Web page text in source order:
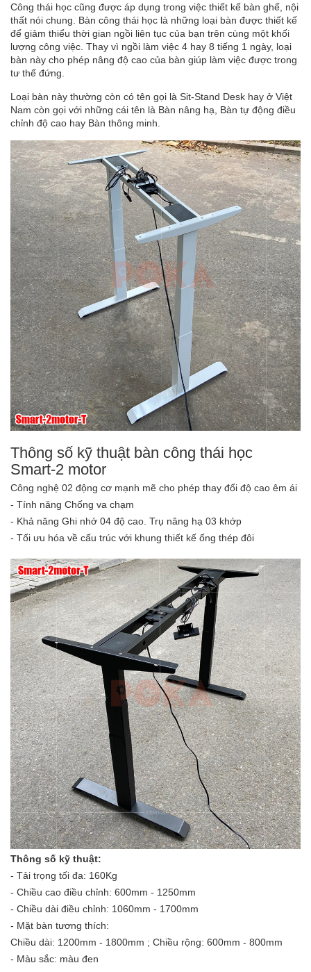
Công thái học cũng được áp dụng trong việc thiết kế bàn ghế, nội
thất nói chung. Bàn công thái học là những loại bàn được thiết kế
để giảm thiểu thời gian ngồi liên tục của bạn trên cùng một khối
lượng công việc. Thay vì ngồi làm việc 4 hay 8 tiếng 1 ngày, loại
bàn này cho phép nâng độ cao của bàn giúp làm việc được trong
tư thế đứng.
Loại bàn này thường còn có tên gọi là Sit-Stand Desk hay ở Việt
Nam còn gọi với những cái tên là Bàn nâng hạ, Bàn tự động điều
chỉnh độ cao hay Bàn thông minh.
Thông số kỹ thuật bàn công thái học
Smart-2 motor
Công nghệ 02 động cơ mạnh mẽ cho phép thay đổi độ cao êm ái
- Tính năng Chống va chạm
- Khả năng Ghi nhớ 04 độ cao. Trụ nâng hạ 03 khớp
- Tối ưu hóa về cấu trúc với khung thiết kế ống thép đôi
Thông số kỹ thuật:
- Tải trọng tối đa: 160Kg
- Chiều cao điều chỉnh: 600mm - 1250mm
- Chiều dài điều chỉnh: 1060mm - 1700mm
- Mặt bàn tương thích:
Chiều dài: 1200mm - 1800mm ; Chiều rộng: 600mm - 800mm
- Màu sắc: màu đen